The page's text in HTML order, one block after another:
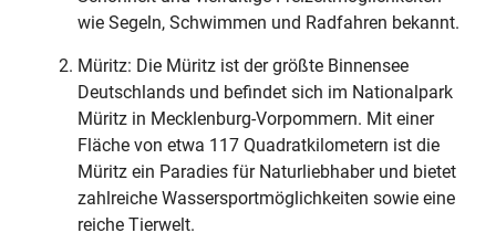
wie Segeln, Schwimmen und Radfahren bekannt.
Müritz: Die Müritz ist der größte Binnensee
Deutschlands und befindet sich im Nationalpark
Müritz in Mecklenburg-Vorpommern. Mit einer
Fläche von etwa 117 Quadratkilometern ist die
Müritz ein Paradies für Naturliebhaber und bietet
zahlreiche Wassersportmöglichkeiten sowie eine
reiche Tierwelt.